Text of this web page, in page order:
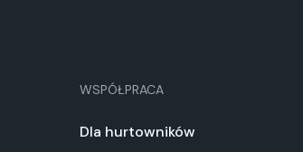
WSPÓŁPRACA
Dla hurtowników